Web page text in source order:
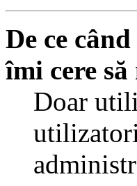
De ce
îmi cere
Doar